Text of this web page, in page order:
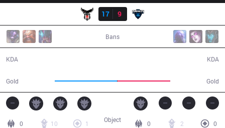
17
9
Bans
KDA
Gold Gold
KDA
0 10
1
0 2
0
Object